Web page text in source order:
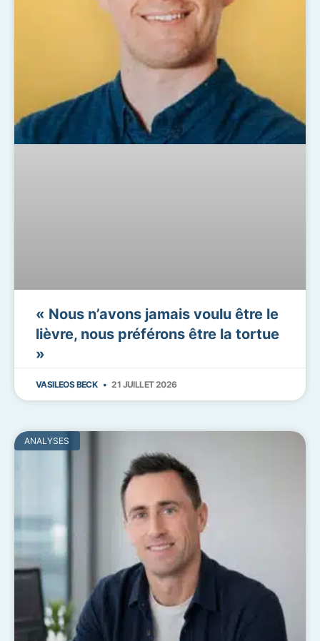
« Nous n’avons jamais voulu être le
lièvre, nous préférons être la tortue
»
VASILEOS BECK 21 JUILLET 2026
ANALYSES